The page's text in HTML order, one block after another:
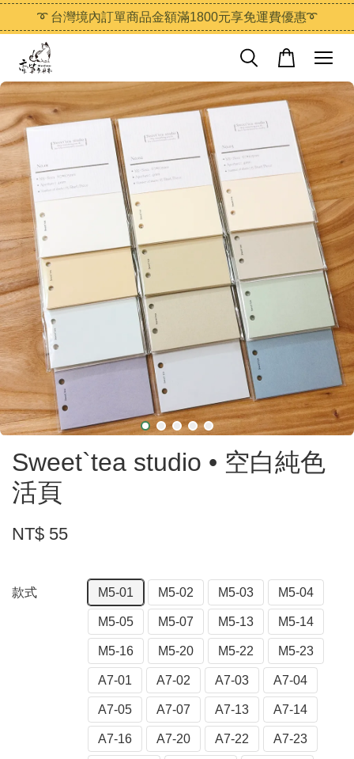
➰ 台灣境內訂單商品金額滿1800元享免運費優惠➰
Sweet`tea studio • 空白純色
活頁
NT$ 55
款式 M5-01 M5-02 M5-03 M5-04
M5-05 M5-07 M5-13 M5-14
M5-16 M5-20 M5-22 M5-23
A7-01 A7-02 A7-03 A7-04
A7-05 A7-07 A7-13 A7-14
A7-16 A7-20 A7-22 A7-23